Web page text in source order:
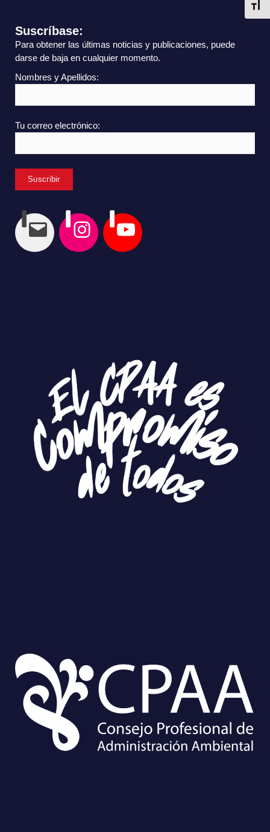
Suscríbase:
Para obtener las últimas noticias y publicaciones, puede
darse de baja en cualquier momento.
Nombres y Apellidos:
Tu correo electrónico: